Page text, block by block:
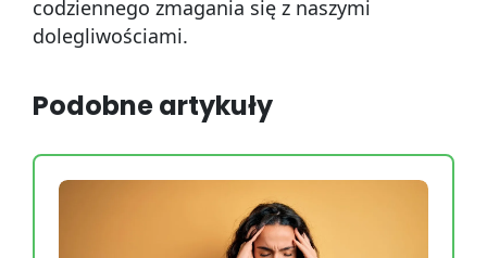
codziennego zmagania się z naszymi
dolegliwościami.
Podobne artykuły